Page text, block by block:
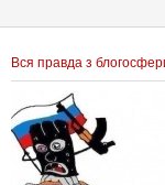
Вся правда з